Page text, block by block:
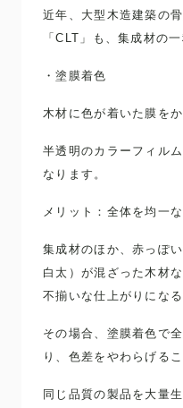
近年、大型木造建築の
「CLT」も、集成材の一
・塗膜着色
木材に色が着いた膜を
半透明のカラーフィル
なります。
メリット：全体を均一
集成材のほか、赤っぽ
白太）が混ざった木材
不揃いな仕上がりにな
その場合、塗膜着色で
り、色差をやわらげる
同じ品質の製品を大量